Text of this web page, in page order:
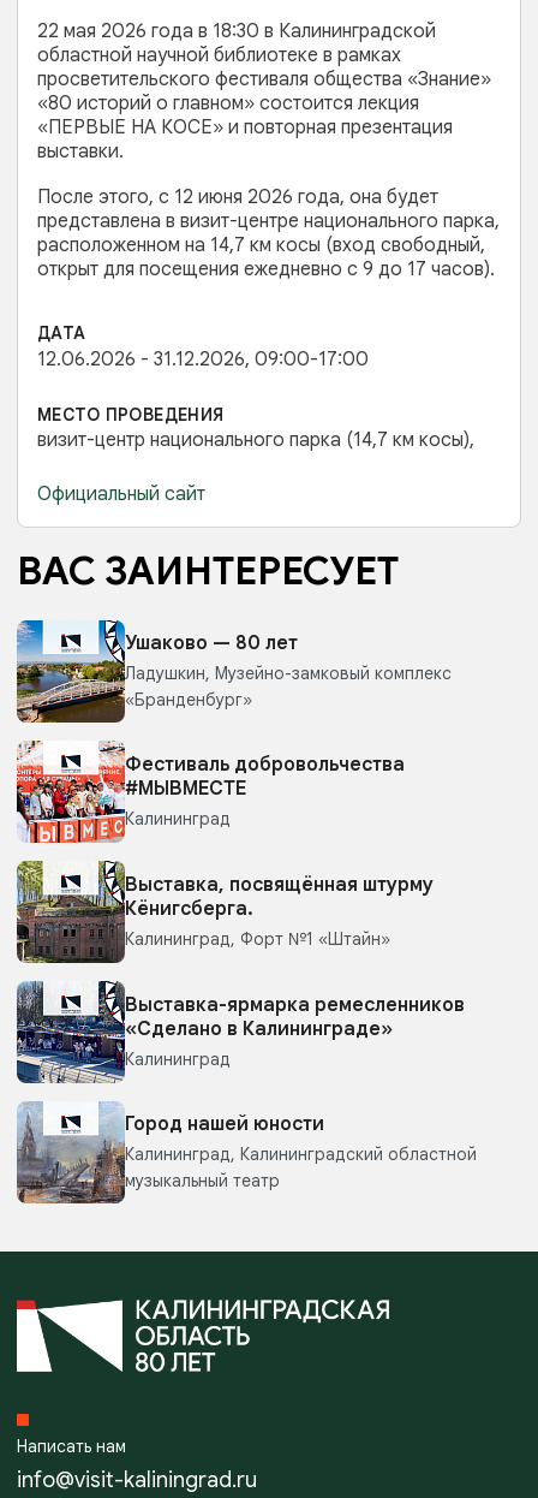
22 мая 2026 года в 18:30 в Калининградской
областной научной библиотеке в рамках
просветительского фестиваля общества «Знание»
«80 историй о главном» состоится лекция
«ПЕРВЫЕ НА КОСЕ» и повторная презентация
выставки.
После этого, с 12 июня 2026 года, она будет
представлена в визит-центре национального парка,
расположенном на 14,7 км косы (вход свободный,
открыт для посещения ежедневно с 9 до 17 часов).
ДАТА
12.06.2026 - 31.12.2026, 09:00-17:00
МЕСТО ПРОВЕДЕНИЯ
визит-центр национального парка (14,7 км косы),
Официальный сайт
ВАС ЗАИНТЕРЕСУЕТ
Ушаково — 80 лет
Ладушкин, Музейно-замковый комплекс
«Бранденбург»
Фестиваль добровольчества
#МЫВМЕСТЕ
Калининград
Выставка, посвящённая штурму
Кёнигсберга.
Калининград, Форт №1 «Штайн»
Выставка-ярмарка ремесленников
«Сделано в Калининграде»
Калининград
Город нашей юности
Калининград, Калининградский областной
музыкальный театр
Написать нам
info@visit-kaliningrad.ru